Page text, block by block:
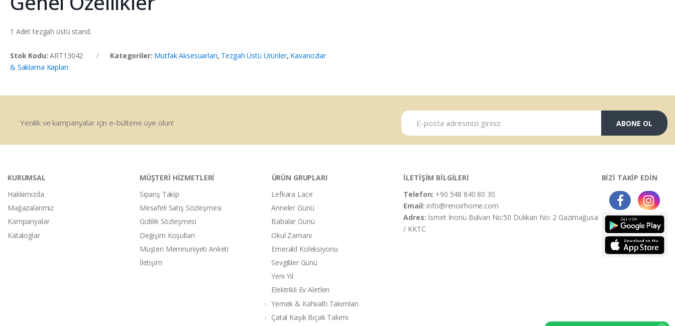
1 Adet tezgah üstü stand.
Stok Kodu:ART13042 Kategoriler: Mutfak Aksesuarları, Tezgah Üstü Ürünler, Kavanozlar
& Saklama Kapları
Yenilik ve kampanyalar için e-bültene üye olun! ABONE OL
KURUMSAL
Hakkımızda
Mağazalarımız
Kampanyalar
Kataloglar
MÜŞTERİ HİZMETLERİ
Sipariş Takip
Mesafeli Satış Sözleşmesi
Gizlilik Sözleşmesi
Değişim Koşulları
Müşteri Memnuniyeti Anketi
İletişim
ÜRÜN GRUPLARI
Lefkara Lace
Anneler Günü
Babalar Günü
Okul Zamanı
Emerald Koleksiyonu
Sevgililer Günü
Yeni Yıl
Elektrikli Ev Aletleri
Yemek & Kahvaltı Takımları
Çatal Kaşık Bıçak Takımı
İLETİŞİM BİLGİLERİ
Telefon: +90 548 840 80 30
Email:info@renoirhome.com
Adres: İsmet İnonü Bulvarı No:50 Dükkan No: 2 Gazimağusa
/ KKTC
BİZİ TAKİP EDİN